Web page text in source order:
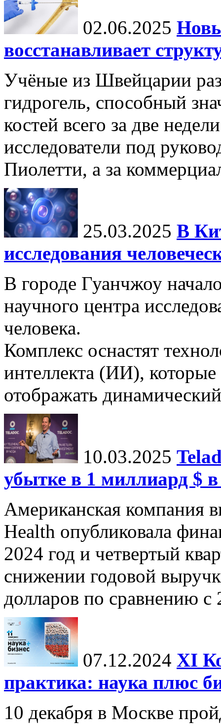
02.06.2025
восстанавливает
Учёные из Швейцарии
гидрогель, способный
костей всего за две
исследователи под
Пиолетти, а за
25.03.2025 В
исследования
В городе Гуанчжоу
научного центра
человека.
Комплекс оснастят
интеллекта (ИИ),
отображать
10.03.2025
убытке в 1 миллиард $ в
Американская компания
Health опубликовала
2024 год и четвертый
снижении годовой
долларов по сравнению с
07.12.2024 ХI
практика: наука плюс
10 декабря в Москве